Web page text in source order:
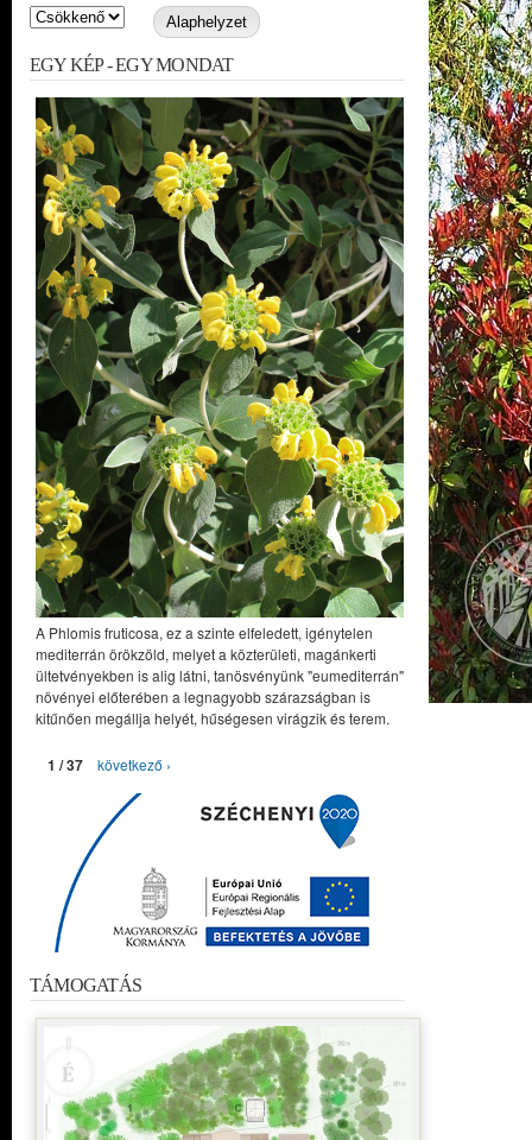
EGY KÉP - EGY MONDAT
A Phlomis fruticosa, ez a szinte elfeledett, igénytelen
mediterrán örökzöld, melyet a közterületi, magánkerti
ültetvényekben is alig látni, tanösvényünk "eumediterrán"
növényei előterében a legnagyobb szárazságban is
kitűnően megállja helyét, hűségesen virágzik és terem.
1 / 37 következő ›
TÁMOGATÁS